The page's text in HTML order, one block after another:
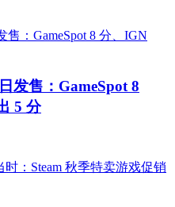
发售：GameSpot 8
5 分